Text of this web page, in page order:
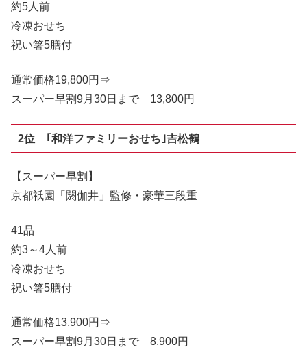
約5人前
冷凍おせち
祝い箸5膳付
通常価格19,800円⇒
スーパー早割9月30日まで 13,800円
2位 ｢和洋ファミリーおせち｣吉松鶴
【スーパー早割】
京都祇園「閼伽井」監修・豪華三段重
41品
約3～4人前
冷凍おせち
祝い箸5膳付
通常価格13,900円⇒
スーパー早割9月30日まで 8,900円